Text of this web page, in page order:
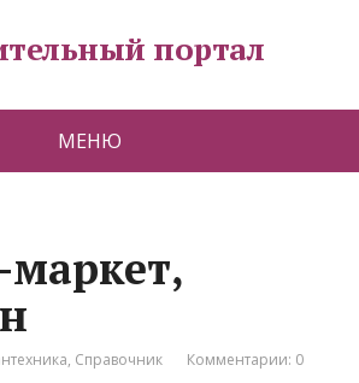
портал
МЕНЮ
, Справочник Комментарии: 0